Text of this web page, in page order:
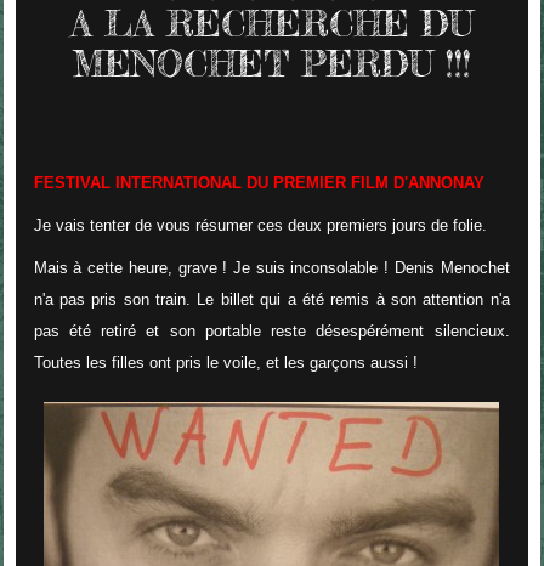
A LA RECHERCHE DU
MENOCHET PERDU !!!
FESTIVAL INTERNATIONAL DU PREMIER FILM D'ANNONAY
Je vais tenter de vous résumer ces deux premiers jours de folie.
Mais à cette heure, grave ! Je suis inconsolable ! Denis Menochet
n'a pas pris son train. Le billet qui a été remis à son attention n'a
pas été retiré et son portable reste désespérément silencieux.
Toutes les filles ont pris le voile, et les garçons aussi !